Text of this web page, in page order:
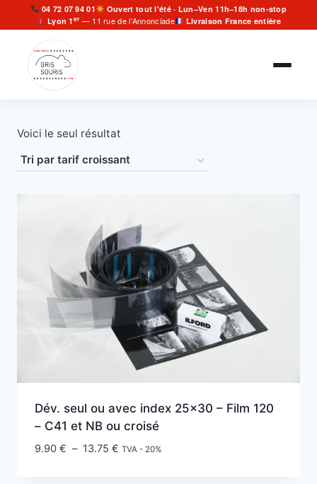
04 72 07 94 01
Ouvert tout l'été · Lun–Ven 11h–18h non-stop
Lyon 1er — 11 rue de l'Annonciade Livraison France entière
au
contenu
Voici le seul résultat
Dév. seul ou avec index 25×30 – Film 120
– C41 et NB ou croisé
9.90 € – 13.75 €Plage
TVA - 20%